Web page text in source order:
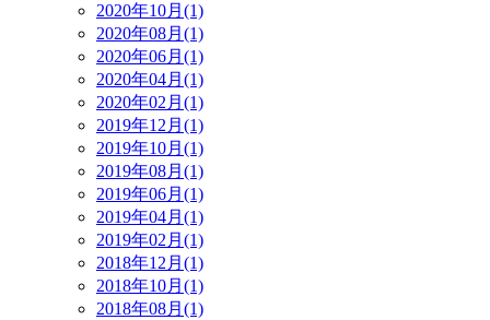
2020年10月(1)
2020年08月(1)
2020年06月(1)
2020年04月(1)
2020年02月(1)
2019年12月(1)
2019年10月(1)
2019年08月(1)
2019年06月(1)
2019年04月(1)
2019年02月(1)
2018年12月(1)
2018年10月(1)
2018年08月(1)